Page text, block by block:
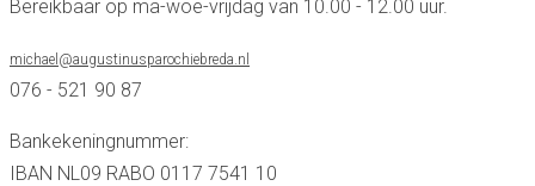
Bereikbaar op ma-woe-vrijdag van 10.00 - 12.00 uur.
michael@augustinusparochiebreda.nl
076 - 521 90 87
Bankekeningnummer:
IBAN NL09 RABO 0117 7541 10